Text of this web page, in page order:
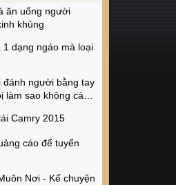
ăn uống người
khủng
1 dạng ngáo mà loại
đánh người bằng tay
làm sao không các
Camry 2015
cáo để tuyển
Nơi - Kể chuyện